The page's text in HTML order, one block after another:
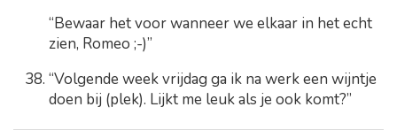
“Bewaar het voor wanneer we elkaar in het echt
zien, Romeo ;-)”
“Volgende week vrijdag ga ik na werk een wijntje
doen bij (plek). Lijkt me leuk als je ook komt?”